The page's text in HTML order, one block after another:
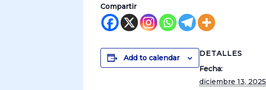
Compartir
Add to calendar
DETALLES
Fecha:
diciembre 13, 2025